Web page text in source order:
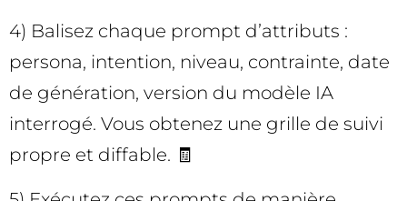
4) Balisez chaque prompt d’attributs :
persona, intention, niveau, contrainte, date
de génération, version du modèle IA
interrogé. Vous obtenez une grille de suivi
propre et diffable. 🧾